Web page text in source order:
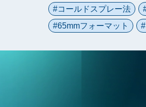
コールドスプレー法
65mmフォーマット